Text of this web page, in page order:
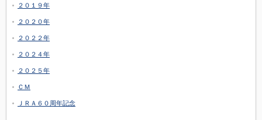
２０１９年
２０２０年
２０２２年
２０２４年
２０２５年
ＣＭ
ＪＲＡ６０周年記念